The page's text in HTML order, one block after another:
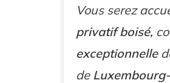
Vous serez
privatif boisé,
exceptionnelle
de